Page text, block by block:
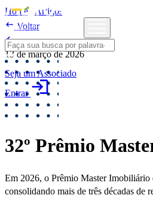
Seja um Associado
Entrar login
Home/Artigos
 Voltar
Eventos
13 de março de 2026
32º Prêmio
Em 2026, o Prêmio Master Imobiliário
consolidando mais de três décadas de